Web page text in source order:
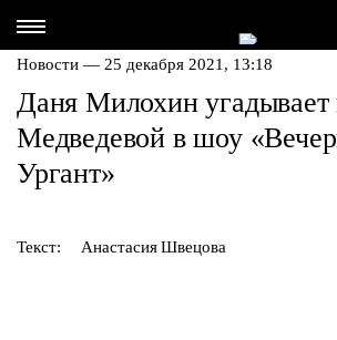
Новости — 25 декабря 2021, 13:18
Даня Милохин
Медведевой в шоу
Ургант»
Текст: Анастасия Швецова